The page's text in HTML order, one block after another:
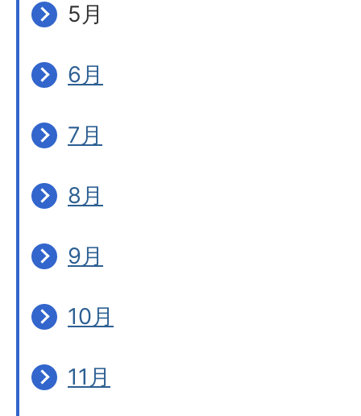
5月
6月
7月
8月
9月
10月
11月